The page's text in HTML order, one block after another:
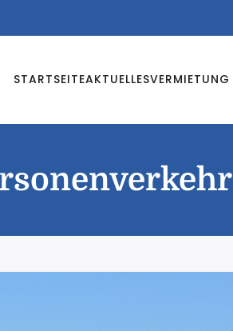
STARTSEITEAKTUELLESVERMIETUNG